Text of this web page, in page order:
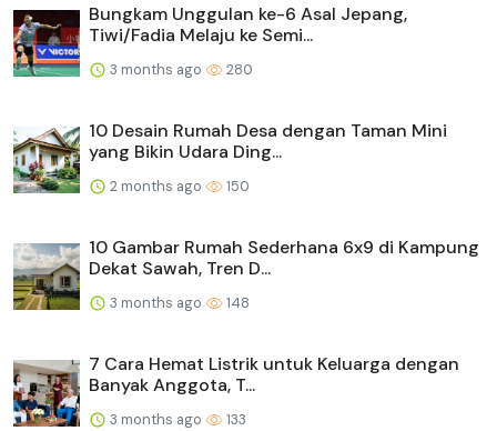
Bungkam Unggulan ke-6 Asal Jepang,
Tiwi/Fadia Melaju ke Semi...
3 months ago 280
10 Desain Rumah Desa dengan Taman Mini
yang Bikin Udara Ding...
2 months ago 150
10 Gambar Rumah Sederhana 6x9 di Kampung
Dekat Sawah, Tren D...
3 months ago 148
7 Cara Hemat Listrik untuk Keluarga dengan
Banyak Anggota, T...
3 months ago 133